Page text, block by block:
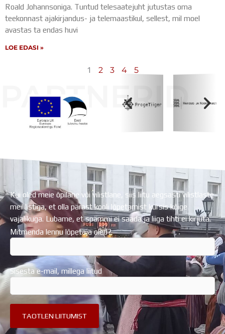
Roald Johannsoniga. Tuntud telesaatejuht jutustas oma
teekonnast ajakirjandus- ja telemaastikul, sellest, mil moel
avastas ta endas huvi
LOE EDASI »
1 2 3 4 5
PARTNERID
Kui oled meie õpilane või vilistlane, siis liitu aegsasti vilistlaste
meililistiga, et olla pärast kooli lõpetamist kursis kõige
vajalikuga. Lubame, et spämmi ei saada ja liiga tihti ei kirjuta.
Mitmenda lennu lõpetaja oled?
Sisesta e-mail, millega liitud